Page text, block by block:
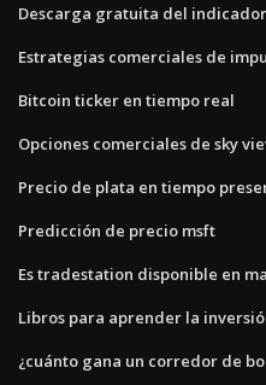
Descarga gratuita del
Estrategias comerciales de
Bitcoin ticker en tiempo real
Opciones comerciales de sky
Precio de plata en tiempo
Predicción de precio msft
Es tradestation disponible en
Libros para aprender la
¿cuánto gana un corredor de